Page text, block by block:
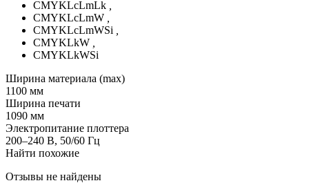
CMYKLcLmLk
CMYKLcLmW
CMYKLcLmWSi
CMYKLkW
CMYKLkWSi
Ширина материала (max)
1100 мм
Ширина печати
1090 мм
Электропитание плоттера
200–240 В, 50/60 Гц
Найти похожие
Отзывы не найдены